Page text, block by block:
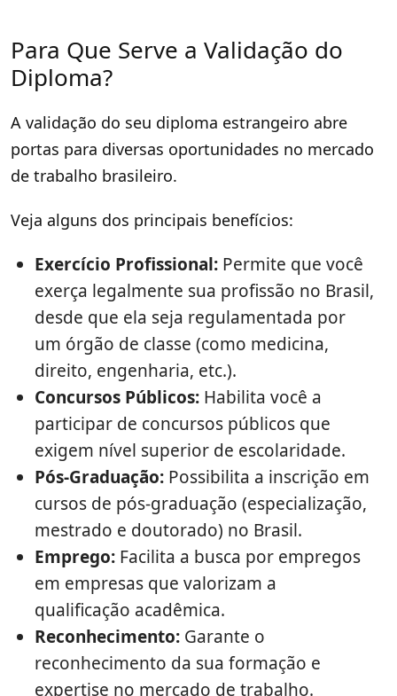
Para Que Serve a Validação do
Diploma?
A validação do seu diploma estrangeiro abre
portas para diversas oportunidades no mercado
de trabalho brasileiro.
Veja alguns dos principais benefícios:
Exercício Profissional: Permite que você
exerça legalmente sua profissão no Brasil,
desde que ela seja regulamentada por
um órgão de classe (como medicina,
direito, engenharia, etc.).
Concursos Públicos: Habilita você a
participar de concursos públicos que
exigem nível superior de escolaridade.
Pós-Graduação: Possibilita a inscrição em
cursos de pós-graduação (especialização,
mestrado e doutorado) no Brasil.
Emprego: Facilita a busca por empregos
em empresas que valorizam a
qualificação acadêmica.
Reconhecimento: Garante o
reconhecimento da sua formação e
expertise no mercado de trabalho.